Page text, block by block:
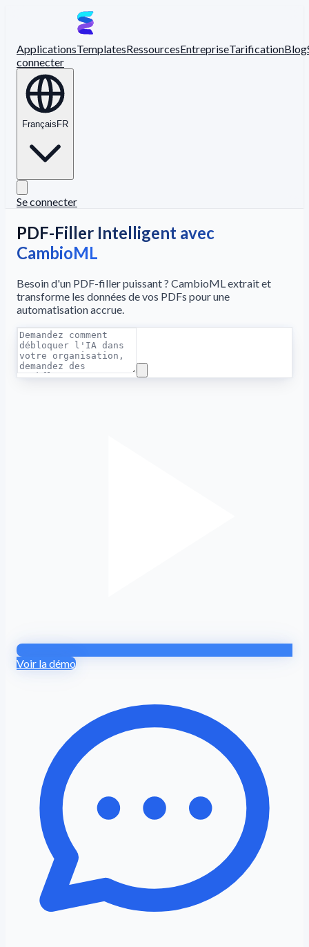
ApplicationsTemplatesRessourcesEntrepriseTarificationBlog
connecter
Français FR
Se connecter
PDF-Filler Intelligent avec
CambioML
Besoin d'un PDF-filler puissant ? CambioML extrait et
transforme les données de vos PDFs pour une
automatisation accrue.
Voir la démo